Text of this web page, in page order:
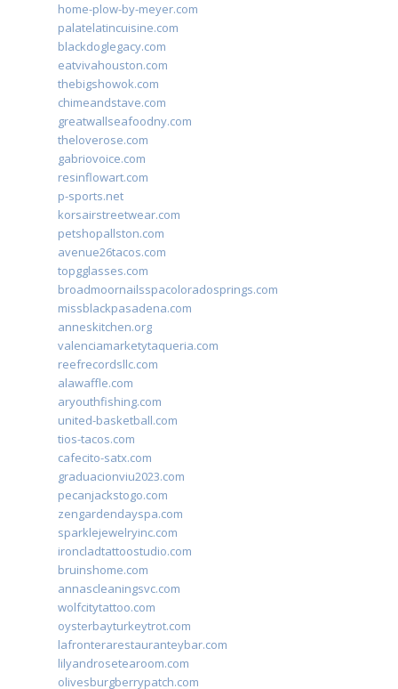
home-plow-by-meyer.com
palatelatincuisine.com
blackdoglegacy.com
eatvivahouston.com
thebigshowok.com
chimeandstave.com
greatwallseafoodny.com
theloverose.com
gabriovoice.com
resinflowart.com
p-sports.net
korsairstreetwear.com
petshopallston.com
avenue26tacos.com
topgglasses.com
broadmoornailsspacoloradosprings.com
missblackpasadena.com
anneskitchen.org
valenciamarketytaqueria.com
reefrecordsllc.com
alawaffle.com
aryouthfishing.com
united-basketball.com
tios-tacos.com
cafecito-satx.com
graduacionviu2023.com
pecanjackstogo.com
zengardendayspa.com
sparklejewelryinc.com
ironcladtattoostudio.com
bruinshome.com
annascleaningsvc.com
wolfcitytattoo.com
oysterbayturkeytrot.com
lafronterarestauranteybar.com
lilyandrosetearoom.com
olivesburgberrypatch.com